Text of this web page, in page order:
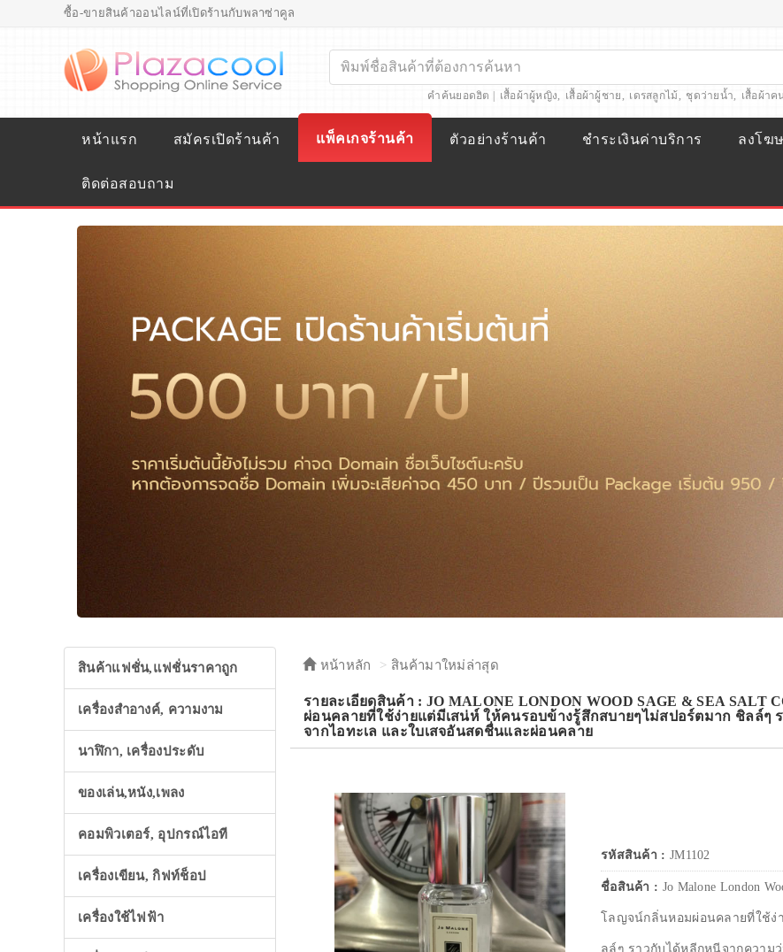
ซื้อ-ขายสินค้าออนไลน์ที่เปิดร้านกับพลาซ่าคูล
คำค้นยอดฮิต | เสื้อผ้าผู้หญิง, เสื้อผ้าผู้ชาย, เดรสลูกไม้, ชุดว่ายน้ำ, เสื้อผ้าค
หน้าแรก สมัครเปิดร้านค้า แพ็คเกจร้านค้า ตัวอย่างร้านค้า ชำระเงินค่าบริการ ลงโฆ
ติดต่อสอบถาม
สินค้าแฟชั่น,แฟชั่นราคาถูก
เครื่องสำอางค์, ความงาม
นาฬิกา, เครื่องประดับ
ของเล่น,หนัง,เพลง
คอมพิวเตอร์, อุปกรณ์ไอที
เครื่องเขียน, กิฟท์ช็อป
เครื่องใช้ไฟฟ้า
หน้าหลัก สินค้ามาใหม่ล่าสุด
รายละเอียดสินค้า : JO MALONE LONDON WOOD SAGE & SEA
ผ่อนคลายที่ใช้ง่ายแต่มีเสน่ห์ ให้คนรอบข้างรู้สึกสบายๆไม่สปอร์ตมาก ชิลล์
จากไอทะเล และใบเสจอันสดชื่นและผ่อนคลาย
รหัสสินค้า : JM1102
ชื่อสินค้า : Jo Malone London
โลญจน์กลิ่นหอมผ่อนคลายที่ใช้ง่
ลล์ๆ ราวกับได้หลีกหนีจากความ